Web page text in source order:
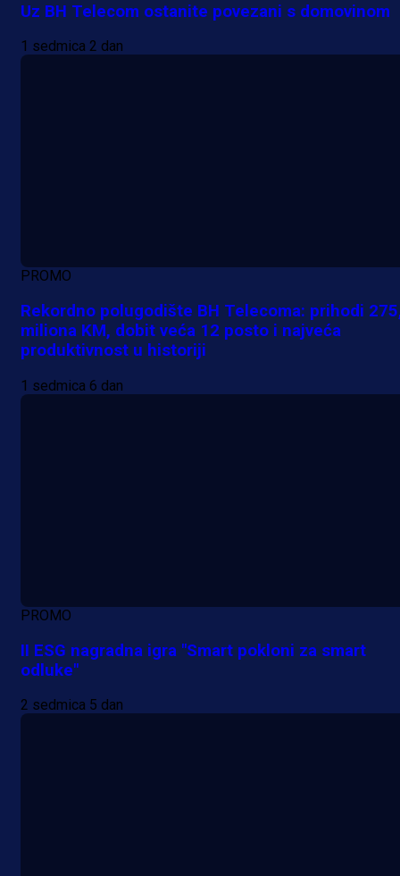
Uz BH Telecom ostanite povezani s domovinom
1 sedmica 2 dan
PROMO
Rekordno polugodište BH Telecoma: prihodi
miliona KM, dobit veća 12 posto i najveća
produktivnost u historiji
1 sedmica 6 dan
PROMO
II ESG nagradna igra "Smart pokloni za smart
odluke"
2 sedmica 5 dan